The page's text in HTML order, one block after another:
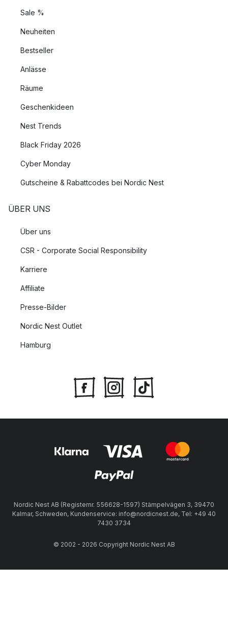
Sale %
Neuheiten
Bestseller
Anlässe
Räume
Geschenkideen
Nest Trends
Black Friday 2026
Cyber Monday
Gutscheine & Rabattcodes bei Nordic Nest
ÜBER UNS
Über uns
CSR - Corporate Social Responsibility
Karriere
Affiliate
Presse-Bilder
Nordic Nest Outlet
Hamburg
Nordic Nest AB (Registernr. 556628-1597) Stämpelvägen 3, 39470
Kalmar, Schweden, Kundenservice: info@nordicnest.de, Tel: +49 40
7430 3734
© 2002 - 2026 Copyright Nordic Nest AB